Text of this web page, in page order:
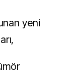
yeni